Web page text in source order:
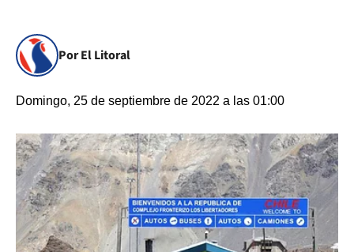
Por El Litoral
Domingo, 25 de septiembre de 2022 a las 01:00